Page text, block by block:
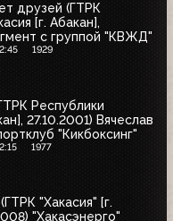
друзей (ГТРК
[г. Абакан],
с группой "КВЖД"
1929
Республики
27.10.2001) Вячеслав
"Кикбоксинг"
1977
"Хакасия" [г.
"Хакасэнерго"